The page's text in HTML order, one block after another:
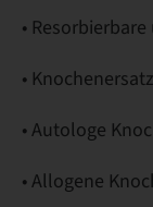
•
•
• Autologe
• Allogene